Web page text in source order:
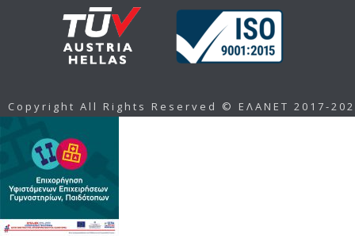
Copyright All Rights Reserved © ΕΛΑΝΕΤ 2017-